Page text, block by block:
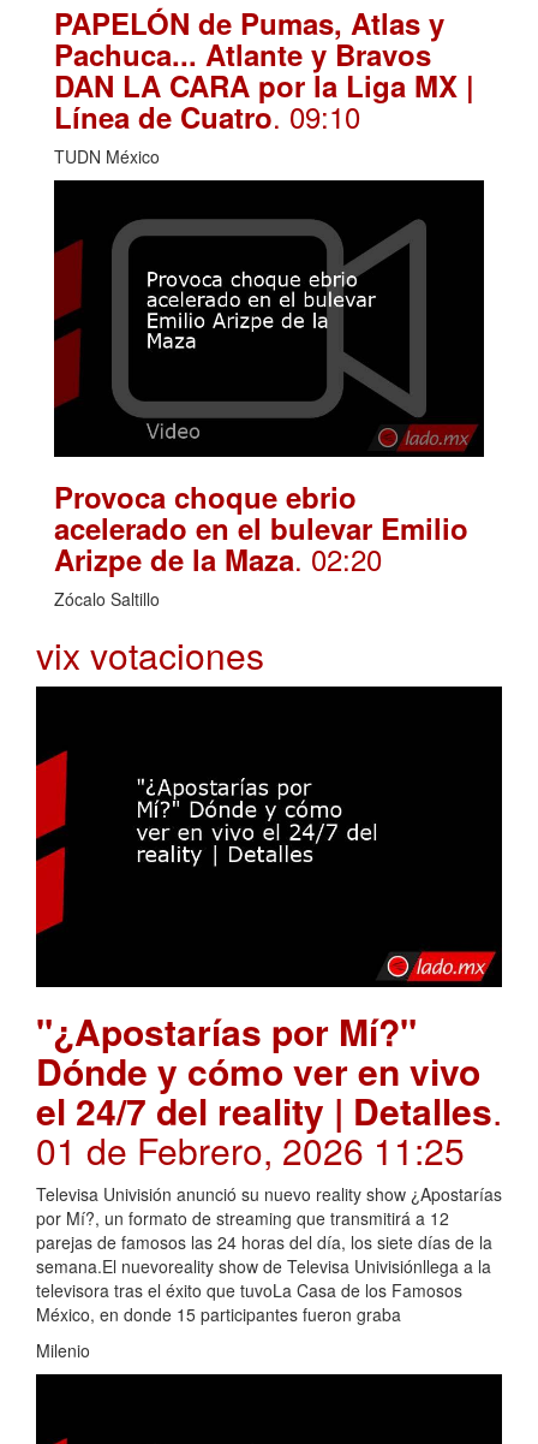
PAPELÓN de Pumas, Atlas y
Pachuca... Atlante y Bravos
DAN LA CARA por la Liga MX |
Línea de Cuatro. 09:10
TUDN México
Provoca choque ebrio
acelerado en el bulevar Emilio
Arizpe de la Maza. 02:20
Zócalo Saltillo
vix votaciones
"¿Apostarías por Mí?"
Dónde y cómo ver en vivo
el 24/7 del reality | Detalles.
01 de Febrero, 2026 11:25
Televisa Univisión anunció su nuevo reality show ¿Apostarías
por Mí?, un formato de streaming que transmitirá a 12
parejas de famosos las 24 horas del día, los siete días de la
semana.El nuevoreality show de Televisa Univisiónllega a la
televisora tras el éxito que tuvoLa Casa de los Famosos
México, en donde 15 participantes fueron graba
Milenio